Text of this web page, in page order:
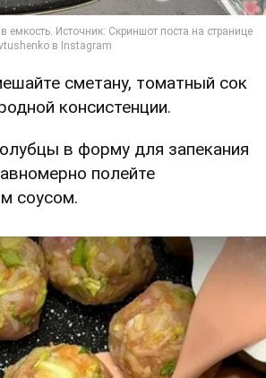
сметану, томатный сок
консистенции.
в форму для запекания
полейте
соусом.